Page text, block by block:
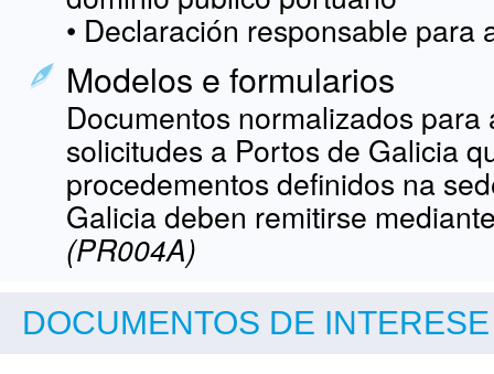
• Declaración responsable
Modelos e formularios
Documentos normalizados
solicitudes a Portos de Galicia
procedementos definidos na
Galicia deben remitirse
(PR004A)
DOCUMENTOS DE INTERESE